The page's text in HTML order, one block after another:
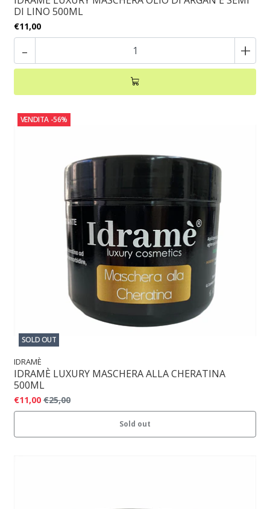
DI LINO 500ML
€11,00
- +
VENDITA -56%
SOLD OUT
IDRAMÈ
IDRAMÈ LUXURY MASCHERA ALLA CHERATINA
500ML
€11,00 €25,00
Sold out